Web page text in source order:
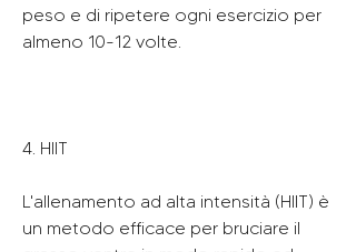
peso e di ripetere ogni esercizio per
almeno 10-12 volte.
4. HIIT
L'allenamento ad alta intensità (HIIT) è
un metodo efficace per bruciare il